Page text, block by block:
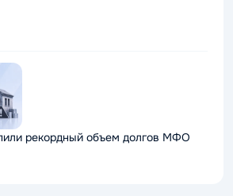
рекордный объем долгов МФО